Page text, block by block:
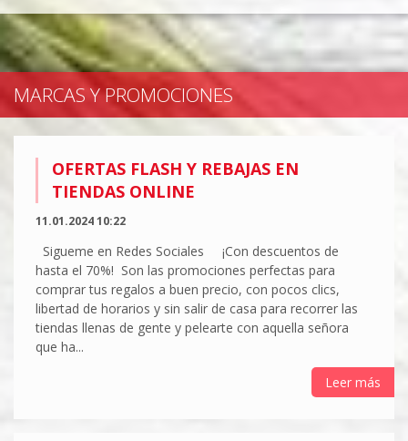
MARCAS Y PROMOCIONES
OFERTAS FLASH Y REBAJAS EN
TIENDAS ONLINE
11.01.2024 10:22
Sigueme en Redes Sociales ¡Con descuentos de
hasta el 70%! Son las promociones perfectas para
comprar tus regalos a buen precio, con pocos clics,
libertad de horarios y sin salir de casa para recorrer las
tiendas llenas de gente y pelearte con aquella señora
que ha...
Leer más